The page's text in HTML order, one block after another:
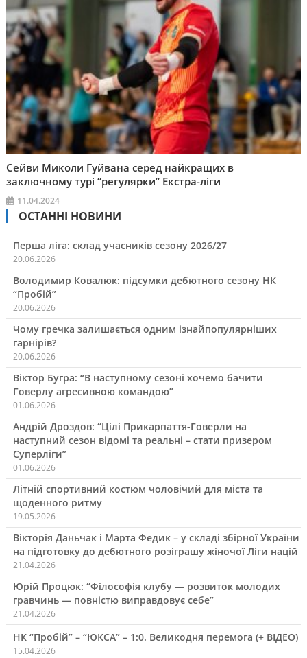
Сейви Миколи Гуйвана серед найкращих в
заключному турі “регулярки” Екстра-ліги
11.04.2024
ОСТАННІ НОВИНИ
Перша ліга: склад учасників сезону 2026/27
20.06.2026
Володимир Ковалюк: підсумки дебютного сезону НК
“Пробій”
20.06.2026
Чому гречка залишається одним ізнайпопулярніших
гарнірів?
20.06.2026
Віктор Бугра: “В наступному сезоні хочемо бачити
Говерлу агресивною командою”
01.06.2026
Андрій Дроздов: “Цілі Прикарпаття-Говерли на
наступний сезон відомі та реальні – стати призером
Суперліги”
01.06.2026
Літній спортивний костюм чоловічий для міста та
щоденного ритму
19.05.2026
Вікторія Даньчак і Марта Федик – у складі збірної України
на підготовку до дебютного розіграшу жіночої Ліги націй
21.04.2026
Юрій Процюк: “Філософія клубу — розвиток молодих
гравчинь — повністю виправдовує себе”
21.04.2026
НК “Пробій” – “ЮКСА” – 1:0. Великодня перемога (+ ВІДЕО)
15.04.2026